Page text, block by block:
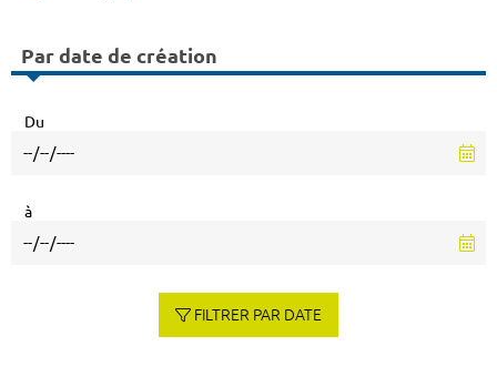
Par date de création
Du
à
FILTRER PAR DATE